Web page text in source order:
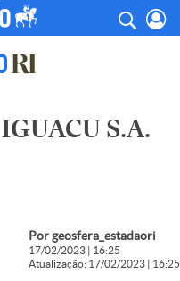
S.A.
Por geosfera_estadaori
17/02/2023 | 16:25
Atualização: 17/02/2023 | 16:25